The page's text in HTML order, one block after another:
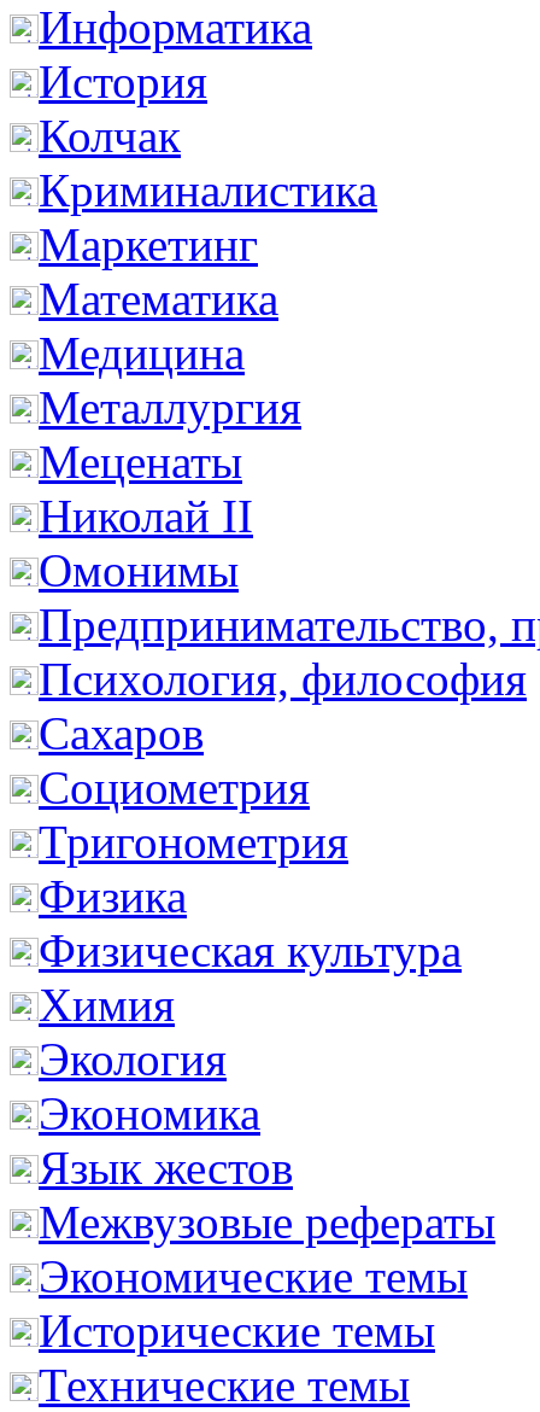
Информатика
История
Колчак
Криминалистика
Маркетинг
Математика
Медицина
Металлургия
Меценаты
Николай II
Омонимы
Предпринимательство,
Психология, философия
Сахаров
Социометрия
Тригонометрия
Физика
Физическая культура
Химия
Экология
Экономика
Язык жестов
Межвузовые рефераты
Экономические темы
Исторические темы
Технические темы